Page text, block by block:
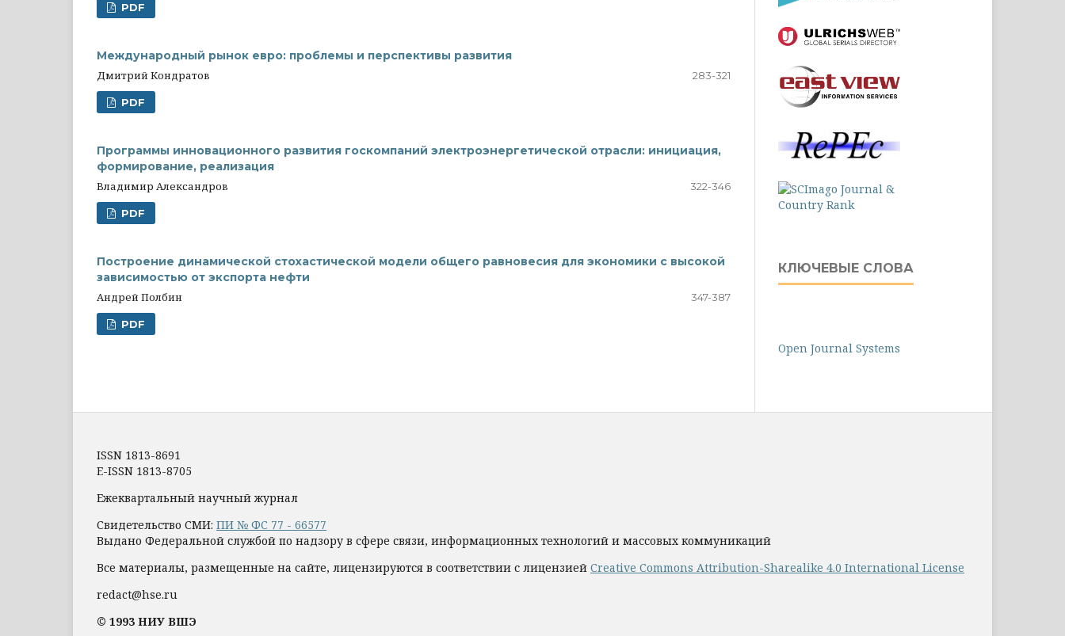
PDF
Международный рынок евро: проблемы и перспективы развития
Дмитрий Кондратов
283-321
PDF
Программы инновационного развития госкомпаний электроэнергетической отрасли: инициация,
формирование, реализация
Владимир Александров
322-346
PDF
Построение динамической стохастической модели общего равновесия для экономики с высокой
зависимостью от экспорта нефти
Андрей Полбин
347-387
PDF
КЛЮЧЕВЫЕ СЛОВА
Open Journal Systems
ISSN 1813-8691
E-ISSN 1813-8705
Ежеквартальный научный журнал
Свидетельство СМИ: ПИ № ФС 77 - 66577
Выдано Федеральной службой по надзору в сфере связи, информационных технологий и массовых коммуникаций
Все материалы, размещенные на сайте, лицензируются в соответствии с лицензией Creative Commons Attribution-Sharealike 4.0 International License
redact@hse.ru
© 1993 НИУ ВШЭ